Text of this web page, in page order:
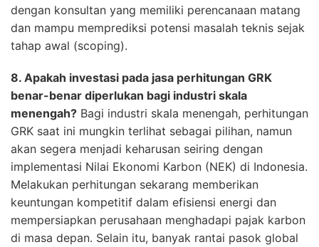
dengan konsultan yang memiliki perencanaan matang
dan mampu memprediksi potensi masalah teknis sejak
tahap awal (scoping).
8. Apakah investasi pada jasa perhitungan GRK
benar-benar diperlukan bagi industri skala
menengah? Bagi industri skala menengah, perhitungan
GRK saat ini mungkin terlihat sebagai pilihan, namun
akan segera menjadi keharusan seiring dengan
implementasi Nilai Ekonomi Karbon (NEK) di Indonesia.
Melakukan perhitungan sekarang memberikan
keuntungan kompetitif dalam efisiensi energi dan
mempersiapkan perusahaan menghadapi pajak karbon
di masa depan. Selain itu, banyak rantai pasok global